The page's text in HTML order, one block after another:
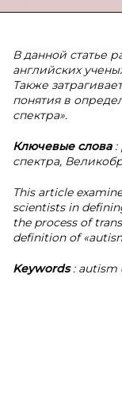
В данной статье
английских
Также
понятия в
спектра».
Ключевые слова :
спектра,
This article
scientists in
the process of
definition of
Keywords: autism